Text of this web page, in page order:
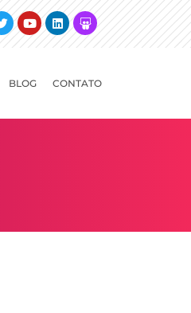
TwitterYoutubeLinkedinSlideshare
BLOG CONTATO